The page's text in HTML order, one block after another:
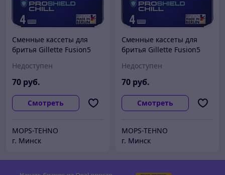
Сменные кассеты для
бритья Gillette Fusion5
Недоступен
70 руб.
Смотреть
MOPS-TEHNO
г. Минск
Сменные кассеты для
бритья Gillette Fusion5
Недоступен
70 руб.
Смотреть
MOPS-TEHNO
г. Минск